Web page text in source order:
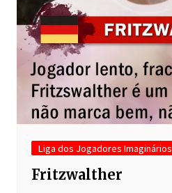
Liga dos Jogadores Imaginários
Fritzwalther